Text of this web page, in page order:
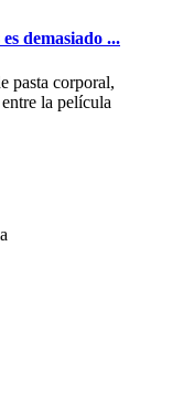
demasiado ...
pasta corporal,
la película